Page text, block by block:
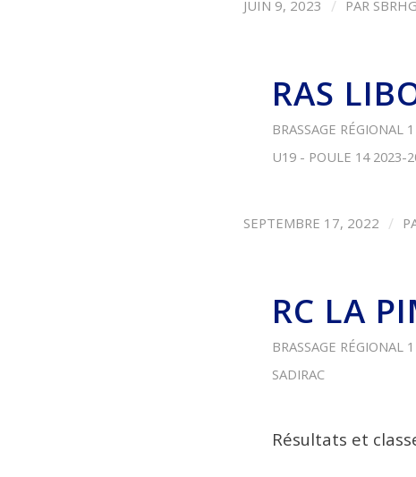
JUIN 9, 2023 / PAR SBRHG
RAS
BRASSAGE RÉGIONAL
U19 - POULE 14 2023-
SEPTEMBRE 17, 2022 /
RC LA
BRASSAGE RÉGIONAL
SADIRAC
Résultats et